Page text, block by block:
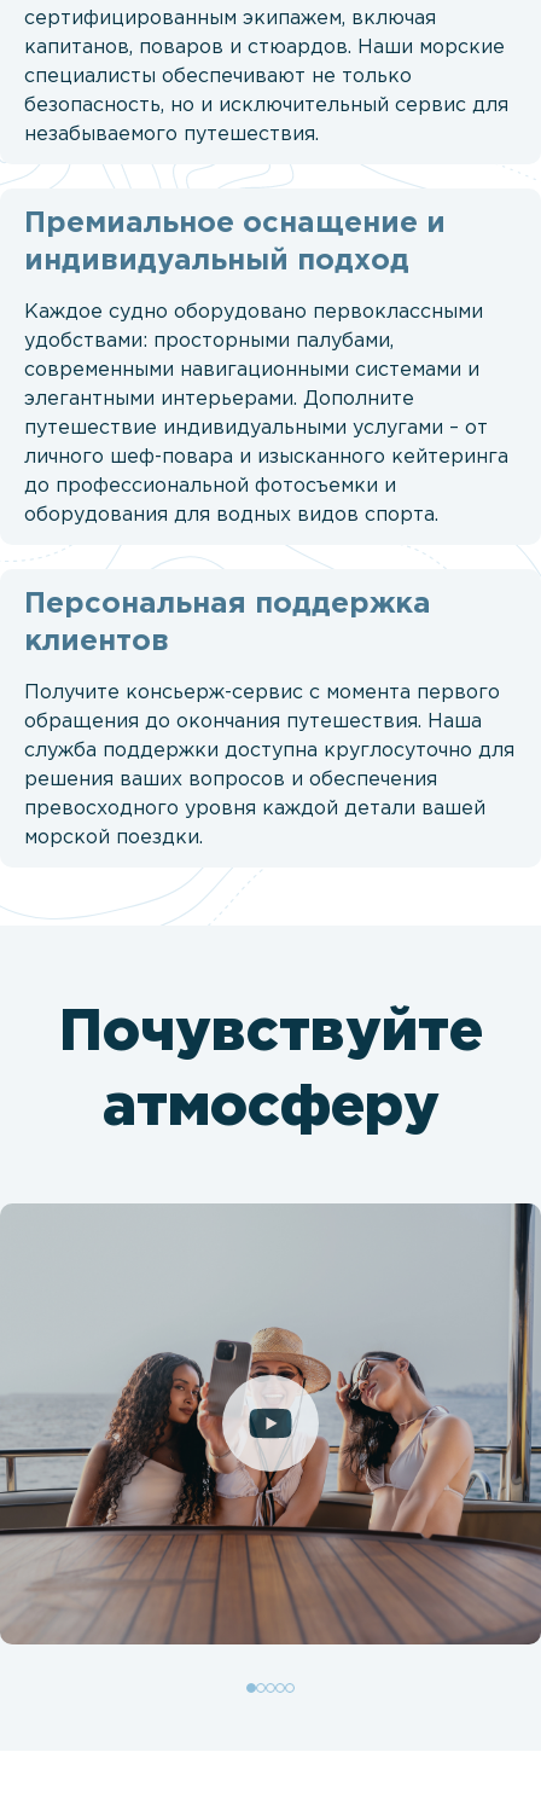
сертифицированным экипажем, включая
капитанов, поваров и стюардов. Наши морские
специалисты обеспечивают не только
безопасность, но и исключительный сервис для
незабываемого путешествия.
Премиальное оснащение и
индивидуальный подход
Каждое судно оборудовано первоклассными
удобствами: просторными палубами,
современными навигационными системами и
элегантными интерьерами. Дополните
путешествие индивидуальными услугами – от
личного шеф-повара и изысканного кейтеринга
до профессиональной фотосъемки и
оборудования для водных видов спорта.
Персональная поддержка
клиентов
Получите консьерж-сервис с момента первого
обращения до окончания путешествия. Наша
служба поддержки доступна круглосуточно для
решения ваших вопросов и обеспечения
превосходного уровня каждой детали вашей
морской поездки.
Почувствуйте
атмосферу